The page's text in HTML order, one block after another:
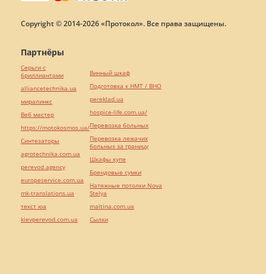
Copyright © 2014-2026 «Протокол». Все права защищены.
Партнёры
Серьги с
бриллиантами
alliancetechnika.ua
миралинкс
Веб мастер
https://motokosmos.ua/
Синтезаторы
agrotechnika.com.ua
perevod.agency
europeservice.com.ua
mk-translations.ua
текст юа
kievperevod.com.ua
Винный шкаф
Подготовка к НМТ / ВНО
pereklad.ua
hospice-life.com.ua/
Перевозка больных
Перевозка лежачих
больных за границу
Шкафы купе
Брендовые сумки
Натяжные потолки Nova
Stelya
maltina.com.ua
Cылки